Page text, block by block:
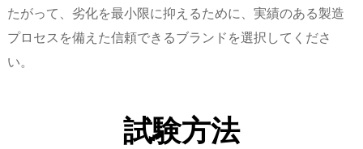
たがって、劣化を最小限に抑えるために、実績のある製造
プロセスを備えた信頼できるブランドを選択してくださ
い。
試験方法